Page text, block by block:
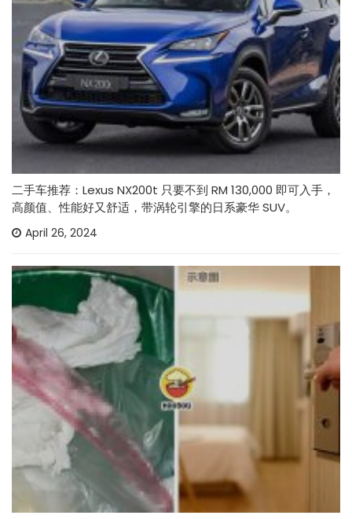
二手车推荐：Lexus NX200t 只要不到 RM 130,000 即可入手，
高颜值、性能好又舒适，带涡轮引擎的日系豪华 SUV。
April 26, 2024